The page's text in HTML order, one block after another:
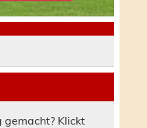
gemacht? Klickt